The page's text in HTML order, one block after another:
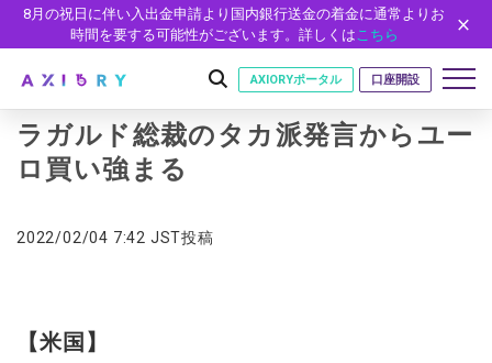
8月の祝日に伴い入出金申請より国内銀行送金の着金に通常よりお
時間を要する可能性がございます。詳しくはこちら
はじめに
取引
FX（通貨ペア）
スプレッド・手数料
口座の種類
口座開設
プラットフォーム
AXIORYポータル 口座開設
ラガルド総裁のタカ派発言からユー
ロ買い強まる
2022/02/04 7:42 JST投稿
【米国】